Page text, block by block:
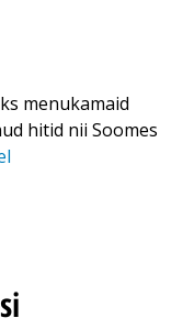
menukamaid
hitid nii Soomes